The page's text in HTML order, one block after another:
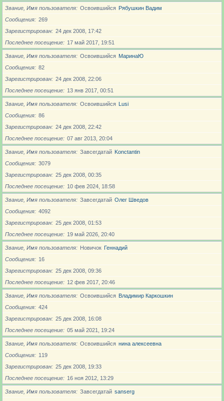
Звание, Имя пользователя Освоившийся Рябушкин Вадим
Сообщения
269
Зарегистрирован
24 дек 2008, 17:42
Последнее посещение
17 май 2017, 19:51
Звание, Имя пользователя Освоившийся МаринаЮ
Сообщения
82
Зарегистрирован
24 дек 2008, 22:06
Последнее посещение
13 янв 2017, 00:51
Звание, Имя пользователя Освоившийся Lusi
Сообщения
86
Зарегистрирован
24 дек 2008, 22:42
Последнее посещение
07 авг 2013, 20:04
Звание, Имя пользователя Завсегдатай Konctantin
Сообщения
3079
Зарегистрирован
25 дек 2008, 00:35
Последнее посещение
10 фев 2024, 18:58
Звание, Имя пользователя Завсегдатай Олег Шведов
Сообщения
4092
Зарегистрирован
25 дек 2008, 01:53
Последнее посещение
19 май 2026, 20:40
Звание, Имя пользователя Новичoк Геннадий
Сообщения
16
Зарегистрирован
25 дек 2008, 09:36
Последнее посещение
12 фев 2017, 20:46
Звание, Имя пользователя Освоившийся Владимир Каркошкин
Сообщения
424
Зарегистрирован
25 дек 2008, 16:08
Последнее посещение
05 май 2021, 19:24
Звание, Имя пользователя Освоившийся нина алексеевна
Сообщения
119
Зарегистрирован
25 дек 2008, 19:33
Последнее посещение
16 ноя 2012, 13:29
Звание, Имя пользователя Завсегдатай sanserg